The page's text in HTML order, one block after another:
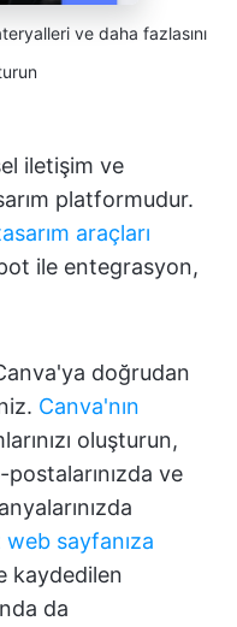
ve daha fazlasını
iletişim ve
platformudur.
araçları
ile entegrasyon,
doğrudan
Canva'nın
oluşturun,
ve
sayfanıza
kaydedilen
da